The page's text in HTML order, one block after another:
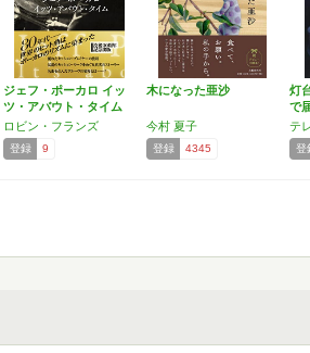
ジェフ・ポーカロ イッ
ツ・アバウト・タイム
…
ロビン・フランズ
登録 9
木になった亜沙
今村 夏子
登録 4345
灯
で
た
テ
登